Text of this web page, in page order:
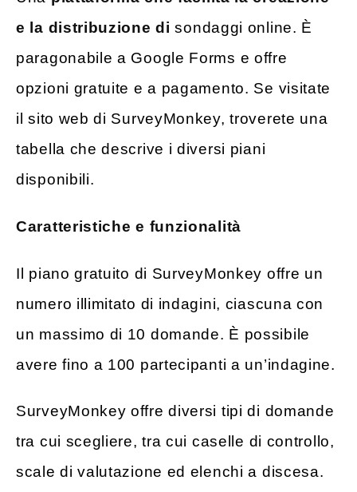
e la distribuzione di sondaggi online. È
paragonabile a Google Forms e offre
opzioni gratuite e a pagamento. Se visitate
il sito web di SurveyMonkey, troverete una
tabella che descrive i diversi piani
disponibili.
Caratteristiche e funzionalità
Il piano gratuito di SurveyMonkey offre un
numero illimitato di indagini, ciascuna con
un massimo di 10 domande. È possibile
avere fino a 100 partecipanti a un’indagine.
SurveyMonkey offre diversi tipi di domande
tra cui scegliere, tra cui caselle di controllo,
scale di valutazione ed elenchi a discesa.